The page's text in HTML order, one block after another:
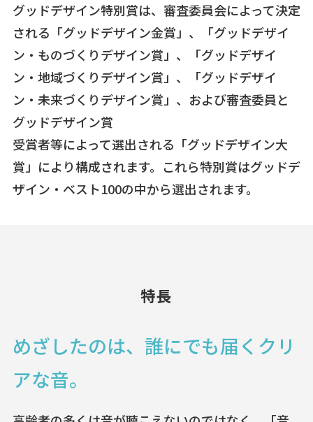
グッドデザイン特別賞は、審査委員会によって決定
される「グッドデザイン金賞」、「グッドデザイ
ン・ものづくりデザイン賞」、「グッドデザイ
ン・地域づくりデザイン賞」、「グッドデザイ
ン・未来づくりデザイン賞」、および審査委員と
グッドデザイン賞
受賞者等によって選出される「グッドデザイン大
賞」により構成されます。これら特別賞はグッドデ
ザイン・ベスト100の中から選出されます。
特長
めざしたのは、誰にでも届くクリ
アな音。